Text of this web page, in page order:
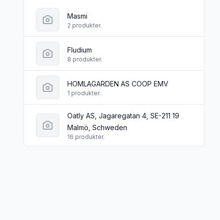
Masmi
2 produkter.
Fludium
8 produkter.
HOMLAGARDEN AS COOP EMV
1 produkter.
Oatly AS, Jagaregatan 4, SE-211 19
Malmö, Schweden
16 produkter.